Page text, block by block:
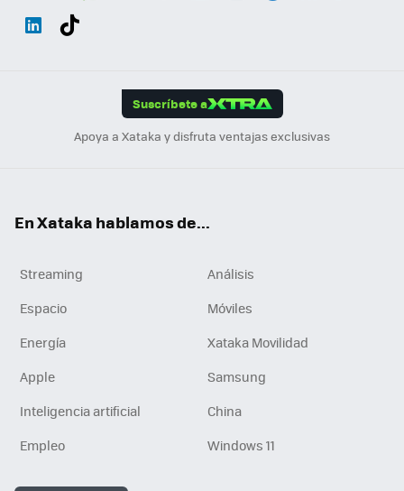
Suscríbete a
Apoya a Xataka y disfruta ventajas exclusivas
En Xataka hablamos de...
Streaming
Análisis
Espacio
Móviles
Energía
Xataka Movilidad
Apple
Samsung
Inteligencia artificial
China
Empleo
Windows 11